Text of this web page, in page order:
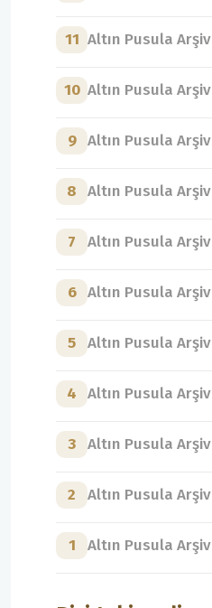
11 Altın Pusula Arşiv
10 Altın Pusula Arşiv
9 Altın Pusula Arşiv
8 Altın Pusula Arşiv
7 Altın Pusula Arşiv
6 Altın Pusula Arşiv
5 Altın Pusula Arşiv
4 Altın Pusula Arşiv
3 Altın Pusula Arşiv
2 Altın Pusula Arşiv
1 Altın Pusula Arşiv